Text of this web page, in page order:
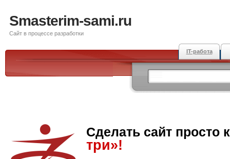
Smasterim-sami.ru
Сайт в процессе разработки
IT-работа
Сделать сайт просто
три»!